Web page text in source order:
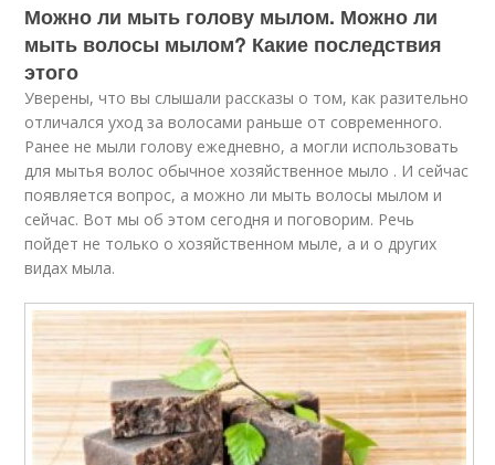
Можно ли мыть голову мылом. Можно ли
мыть волосы мылом? Какие последствия
этого
Уверены, что вы слышали рассказы о том, как разительно
отличался уход за волосами раньше от современного.
Ранее не мыли голову ежедневно, а могли использовать
для мытья волос обычное хозяйственное мыло . И сейчас
появляется вопрос, а можно ли мыть волосы мылом и
сейчас. Вот мы об этом сегодня и поговорим. Речь
пойдет не только о хозяйственном мыле, а и о других
видах мыла.